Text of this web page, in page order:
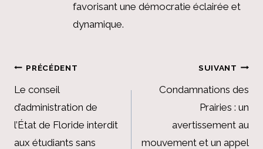
favorisant une démocratie éclairée et
dynamique.
Navigation
de
l’article
PRÉCÉDENT
Le conseil
d’administration de
l’État de Floride interdit
aux étudiants sans
SUIVANT
Condamnations des
Prairies : un
avertissement au
mouvement et un appel